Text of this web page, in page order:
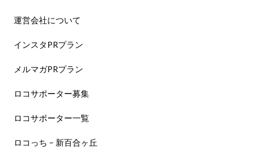
運営会社について
インスタPRプラン
メルマガPRプラン
ロコサポーター募集
ロコサポーター一覧
ロコっち – 新百合ヶ丘